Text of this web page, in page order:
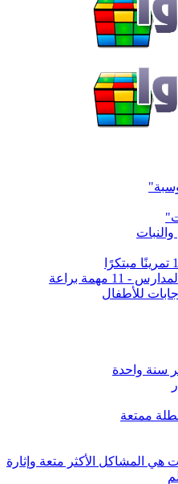
مهمة براعة
للأطفال
سنة واحدة
ممتعة
بعمر 5 سنوات هي المشاكل الأكثر متعة وإثارة